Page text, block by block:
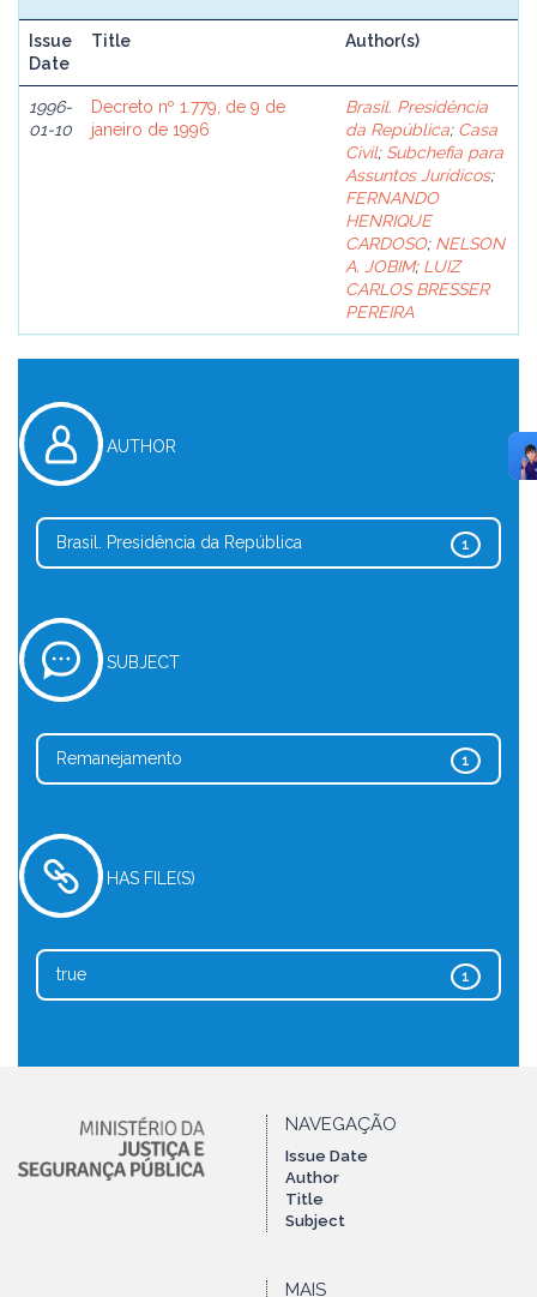
Issue
Date
Title Author(s)
1996-
01-10
Decreto nº 1.779, de 9 de
janeiro de 1996
Brasil. Presidência
da República; Casa
Civil; Subchefia para
Assuntos Jurídicos;
FERNANDO
HENRIQUE
CARDOSO; NELSON
A. JOBIM; LUIZ
CARLOS BRESSER
PEREIRA
AUTHOR
1
Brasil. Presidência da República
SUBJECT
1
Remanejamento
HAS FILE(S)
1
true
NAVEGAÇÃO
Issue Date
Author
Title
Subject
MAIS